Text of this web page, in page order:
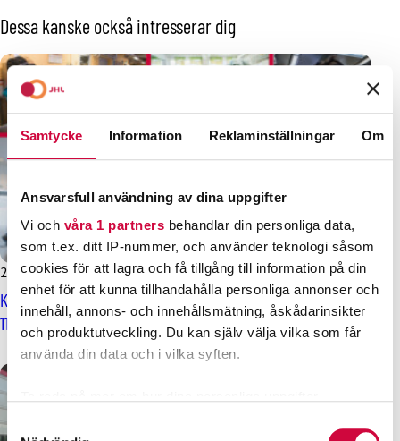
Samtycke Information Reklaminställningar Om
Ansvarsfull användning av dina uppgifter
Vi och våra 1 partners behandlar din personliga data,
som t.ex. ditt IP-nummer, och använder teknologi såsom
cookies för att lagra och få tillgång till information på din
enhet för att kunna tillhandahålla personliga annonser och
innehåll, annons- och innehållsmätning, åskådarinsikter
och produktutveckling. Du kan själv välja vilka som får
använda din data och i vilka syften.
Samtyckesval
Dessa kanske också intresserar dig
27.2.2025
Kommun- och välfärdssektorns avtalsförhandlingar inleds den
11 mars